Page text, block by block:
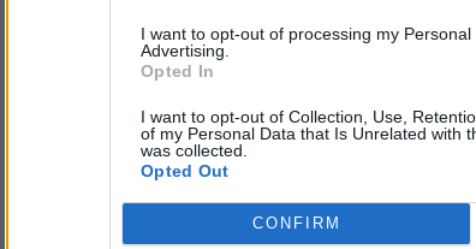
I want to opt-out of processing my Personal
Advertising.
Opted In
I want to opt-out of Collection, Use,
of my Personal Data that Is Unrelated with
was collected.
Opted Out
CONFIRM